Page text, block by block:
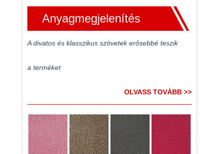
Anyagmegjelenítés
A divatos és klasszikus szövetek erősebbé teszik
a terméket
OLVASS TOVÁBB >>